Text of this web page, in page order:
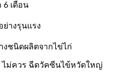
6 เดือน
ย่างรุนแรง
ชนิดผลิตจากไข่ไก่
ไม่ควร ฉีดวัคซีนไข้หวัดใหญ่